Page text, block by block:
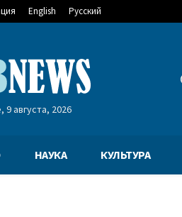
English Русский
августа, 2026
НАУКА КУЛЬТУРА